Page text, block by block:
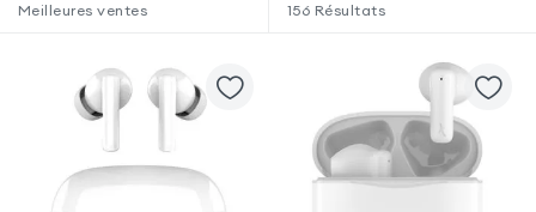
Meilleures ventes 156 Résultats